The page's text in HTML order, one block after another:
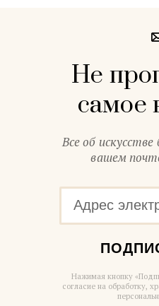
Не
самое
Все об
вашем
Нажимая кнопку
согласие на обработку,